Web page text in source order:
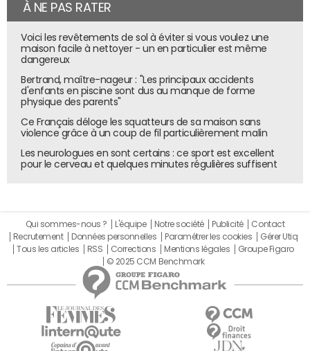
À NE PAS RATER
Voici les revêtements de sol à éviter si vous voulez une
maison facile à nettoyer - un en particulier est même
dangereux
Bertrand, maître-nageur : "Les principaux accidents
d'enfants en piscine sont dus au manque de forme
physique des parents"
Ce Français déloge les squatteurs de sa maison sans
violence grâce à un coup de fil particulièrement malin
Les neurologues en sont certains : ce sport est excellent
pour le cerveau et quelques minutes régulières suffisent
Qui sommes-nous ? L'équipe Notre société Publicité
Contact
Recrutement
Données personnelles Paramétrer les cookies
Gérer Utiq
Tous les articles
RSS Corrections Mentions légales
Groupe Figaro
© 2025 CCM Benchmark